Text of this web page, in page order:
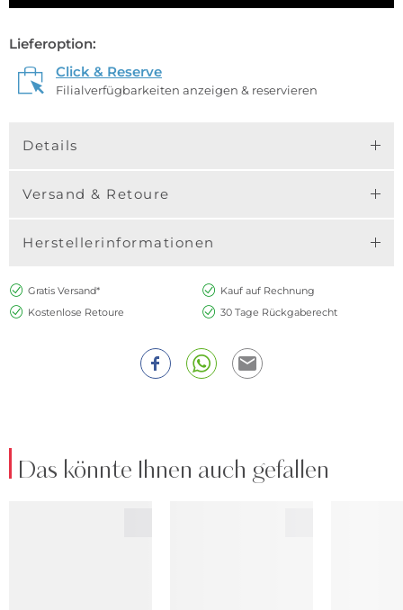
Lieferoption:
Click & Reserve
Filialverfügbarkeiten anzeigen & reservieren
Details
Versand & Retoure
Herstellerinformationen
Gratis Versand*
Kauf auf Rechnung
Kostenlose Retoure
30 Tage Rückgaberecht
Das könnte Ihnen auch gefallen